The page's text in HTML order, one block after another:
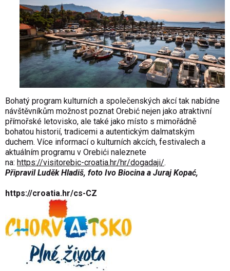
Bohatý program kulturních a společenských akcí tak nabídne
návštěvníkům možnost poznat Orebić nejen jako atraktivní
přímořské letovisko, ale také jako místo s mimořádně
bohatou historií, tradicemi a autentickým dalmatským
duchem. Více informací o kulturních akcích, festivalech a
aktuálním programu v Orebići naleznete
na: https://visitorebic-croatia.hr/hr/dogadaji/.
Připravil Luděk Hladiš, foto Ivo Biocina a Juraj Kopać,
https://croatia.hr/cs-CZ